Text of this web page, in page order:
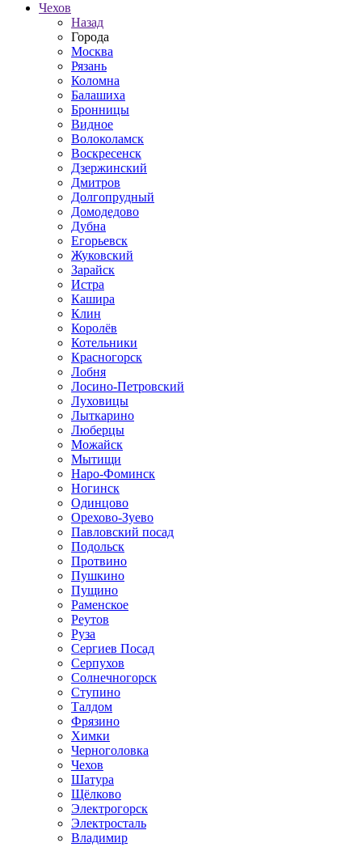
Чехов
Назад
Города
Москва
Рязань
Коломна
Балашиха
Бронницы
Видное
Волоколамск
Воскресенск
Дзержинский
Дмитров
Долгопрудный
Домодедово
Дубна
Егорьевск
Жуковский
Зарайск
Истра
Кашира
Клин
Королёв
Котельники
Красногорск
Лобня
Лосино-Петровский
Луховицы
Лыткарино
Люберцы
Можайск
Мытищи
Наро-Фоминск
Ногинск
Одинцово
Орехово-Зуево
Павловский посад
Подольск
Протвино
Пушкино
Пущино
Раменское
Реутов
Руза
Сергиев Посад
Серпухов
Солнечногорск
Ступино
Талдом
Фрязино
Химки
Черноголовка
Чехов
Шатура
Щёлково
Электрогорск
Электросталь
Владимир